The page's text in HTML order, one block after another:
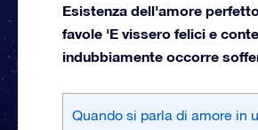
Esistenza dell'amore
favole 'E vissero felici e
indubbiamente occorre
Quando si parla di amore in